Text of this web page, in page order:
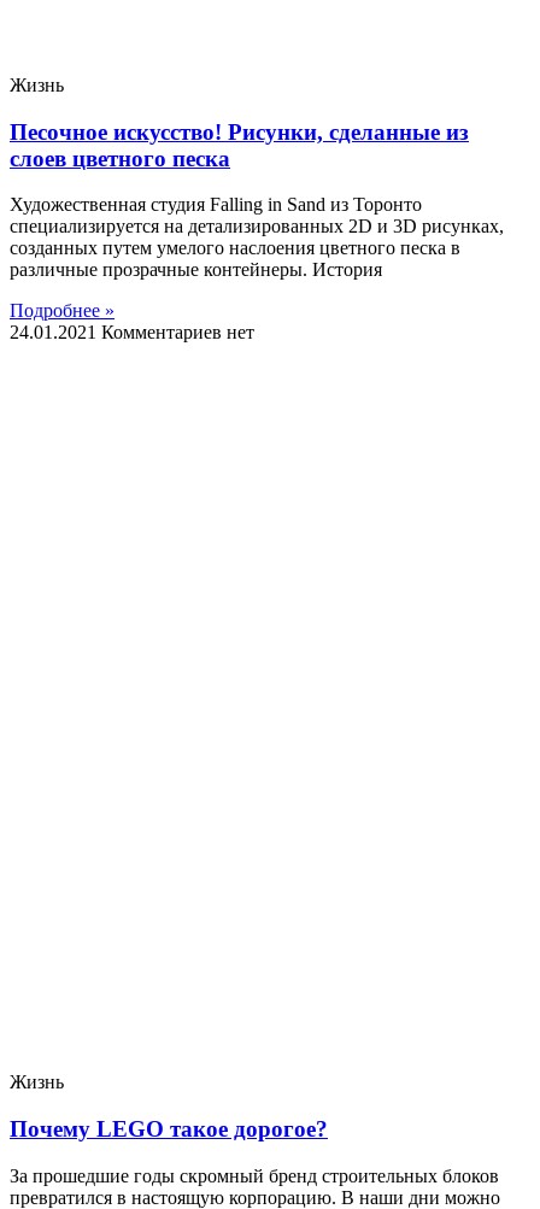
Жизнь
Песочное искусство! Рисунки, сделанные из
слоев цветного песка
Художественная студия Falling in Sand из Торонто
специализируется на детализированных 2D и 3D рисунках,
созданных путем умелого наслоения цветного песка в
различные прозрачные контейнеры. История
Подробнее »
24.01.2021 Комментариев нет
Жизнь
Почему LEGO такое дорогое?
За прошедшие годы скромный бренд строительных блоков
превратился в настоящую корпорацию. В наши дни можно